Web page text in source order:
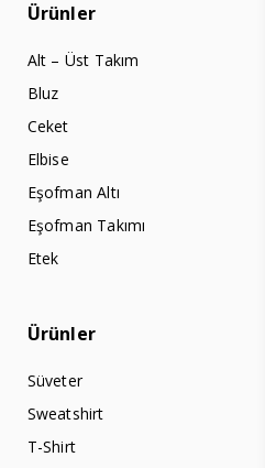
Ürünler
Alt – Üst Takım
Bluz
Ceket
Elbise
Eşofman Altı
Eşofman Takımı
Etek
Ürünler
Süveter
Sweatshirt
T-Shirt